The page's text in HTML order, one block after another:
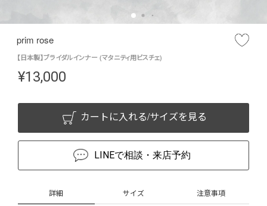
prim rose
【日本製】ブライダルインナー (マタニティ用ビスチェ)
¥13,000
カートに入れる/サイズを見る
LINEで相談・来店予約
詳細 サイズ 注意事項